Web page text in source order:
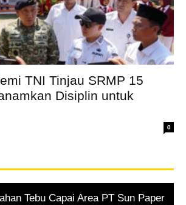
TNI Tinjau SRMP 15
Disiplin untuk
0
Tebu Capai Area PT Sun Paper